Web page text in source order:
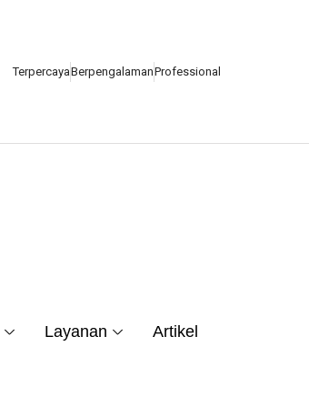
TerpercayaBerpengalamanProfessional
Layanan
Artikel